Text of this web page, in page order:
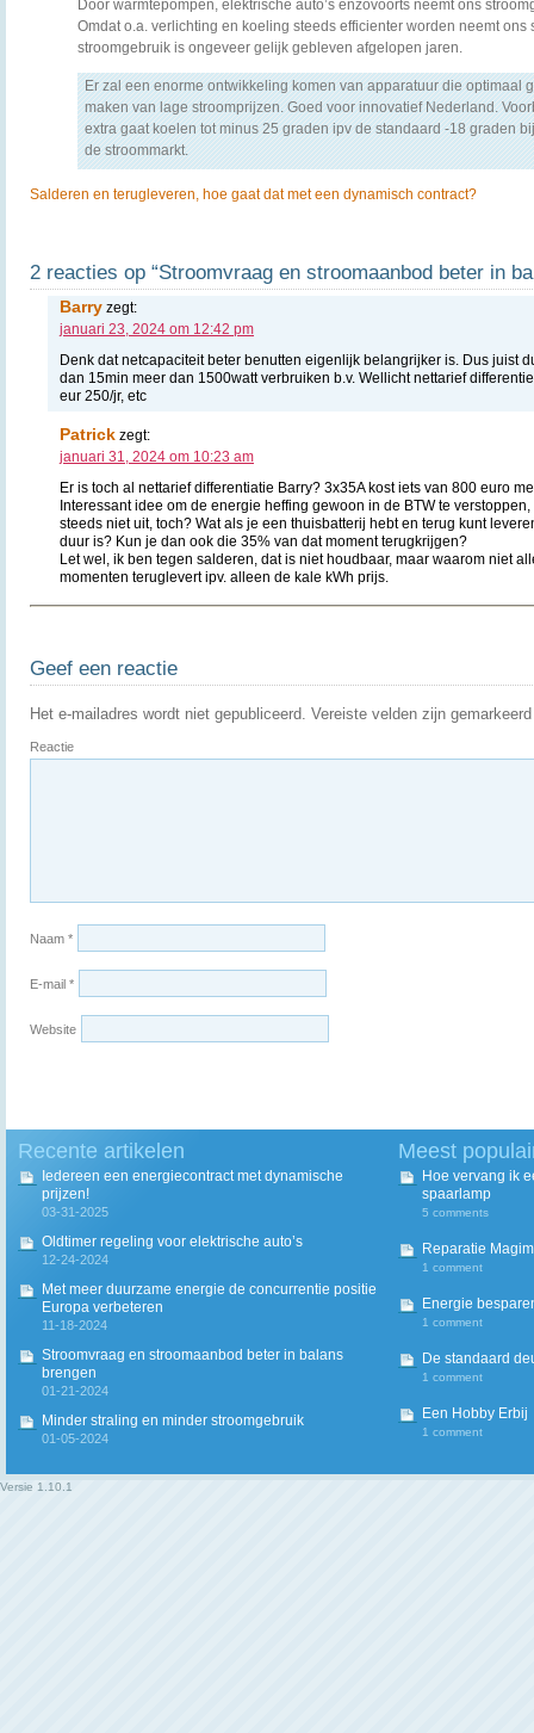
Door warmtepompen, elektrische auto’s enzovoorts neemt ons
Omdat o.a. verlichting en koeling steeds efficienter worden neemt ons
stroomgebruik is ongeveer gelijk gebleven afgelopen jaren.
Er zal een enorme ontwikkeling komen van apparatuur die optimaal
maken van lage stroomprijzen. Goed voor innovatief Nederland.
extra gaat koelen tot minus 25 graden ipv de standaard -18 graden
de stroommarkt.
Salderen en terugleveren, hoe gaat dat met een dynamisch contract?
2 reacties op “Stroomvraag en stroomaanbod beter in
Barry zegt:
januari 23, 2024 om 12:42 pm
Denk dat netcapaciteit beter benutten eigenlijk belangrijker is. Dus juist
dan 15min meer dan 1500watt verbruiken b.v. Wellicht nettarief
eur 250/jr, etc
Patrick zegt:
januari 31, 2024 om 10:23 am
Er is toch al nettarief differentiatie Barry? 3x35A kost iets van 800 euro
Interessant idee om de energie heffing gewoon in de BTW te
steeds niet uit, toch? Wat als je een thuisbatterij hebt en terug kunt
duur is? Kun je dan ook die 35% van dat moment terugkrijgen?
Let wel, ik ben tegen salderen, dat is niet houdbaar, maar waarom niet
momenten teruglevert ipv. alleen de kale kWh prijs.
Geef een reactie
Het e-mailadres wordt niet gepubliceerd. Vereiste velden zijn
Reactie
Naam *
E-mail *
Website
Recente artikelen
Iedereen een energiecontract met dynamische
prijzen!
03-31-2025
Oldtimer regeling voor elektrische auto’s
12-24-2024
Met meer duurzame energie de concurrentie positie
Europa verbeteren
11-18-2024
Stroomvraag en stroomaanbod beter in balans
brengen
01-21-2024
Minder straling en minder stroomgebruik
01-05-2024
Meest
Hoe vervang ik
spaarlamp
5 comments
Reparatie
1 comment
Energie
1 comment
De standaard
1 comment
Een Hobby Erbij
1 comment
Versie 1.10.1